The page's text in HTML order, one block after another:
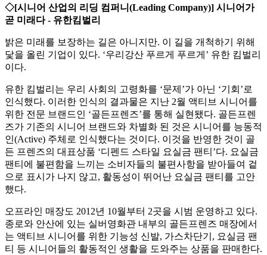
◇[시니어 산업의 리딩 컴퍼니(Leading Company)] 시니어가
곧 미래다 - 유한킴벌리
밝은 미래를 보장하는 길은 아니지만. 이 길을 개척하기 위해
닻을 올린 기업이 있다. ‘우리강산 푸르게 푸르게’ 유한 킴벌리
이다.
유한 킴벌리는 우리 사회의 고령화를 ‘문제’가 아닌 ‘기회’로
인식했다. 이러한 인식의 결과물은 지난 2월 액티브 시니어를
위한 전문 브랜드인 ‘골든프렌즈’를 통해 실현됐다. 골든프렌
즈가 기존의 시니어 브랜드와 차별화 된 것은 시니어를 능동적
인(Active) 주체로 인식했다는 것이다. 이것을 반영한 것이 골
든 프렌즈의 대표상품 ‘디펜드 스타일 요실금 팬티’다. 요실금
팬티에 불편함을 느끼는 소비자들의 불편사항을 받아들여 겉
으로 표시가 나지 않고, 활동성이 뛰어난 요실금 팬티를 고안
했다.
오프라인 매장도 2012년 10월부터 2곳을 시범 운영하고 있다.
종로와 안산에 있는 실버영화관 내부의 골든프렌즈 매장에서
는 액티브 시니어를 위한 기능성 신발, 가스차단기, 요실금 팬
티 등 시니어들의 활동적인 생활을 도와주는 상품을 판매한다.